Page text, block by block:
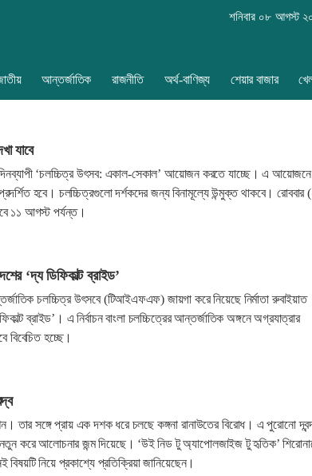
শনিবার ০৮ আগস্ট
আন্তর্জাতিক রাজনীতি অর্থ-বাণিজ্য শেয়ার বাজার
যাবে
দিনব্যাপী ‘চলচ্চিত্র উৎসব: একাল-সেকাল’ আয়োজন করতে যাচ্ছে। এ আয়োজনে
হবে। চলচ্চিত্রগুলো দর্শকদের জন্য বিনামূল্যে উন্মুক্ত থাকবে। রোববার
১১ আগস্ট পর্যন্ত।
‘দ্য ডিফিকাল্ট ব্রাইড’
চলচ্চিত্র উৎসবে (টিআইএফএফ) জায়গা করে নিয়েছে নির্মাতা রুবাইয়াত
ব্রাইড’। এ নির্বাচন বাংলা চলচ্চিত্রের আন্তর্জাতিক অঙ্গনে অগ্রযাত্রার
বিবেচিত হচ্ছে।
তার সঙ্গে প্রায় এক দশক ধরে চলছে কঙ্গনা রানাউতের বিরোধ। এ পুরোনো
করে আলোচনার জন্ম দিয়েছে। ‘উই নিড টু অ্যাপোলজাইজ টু হৃতিক’
নিয়ে প্রকাশ্যে প্রতিক্রিয়া জানিয়েছেন।